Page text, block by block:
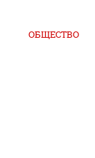
ОБЩЕСТВО